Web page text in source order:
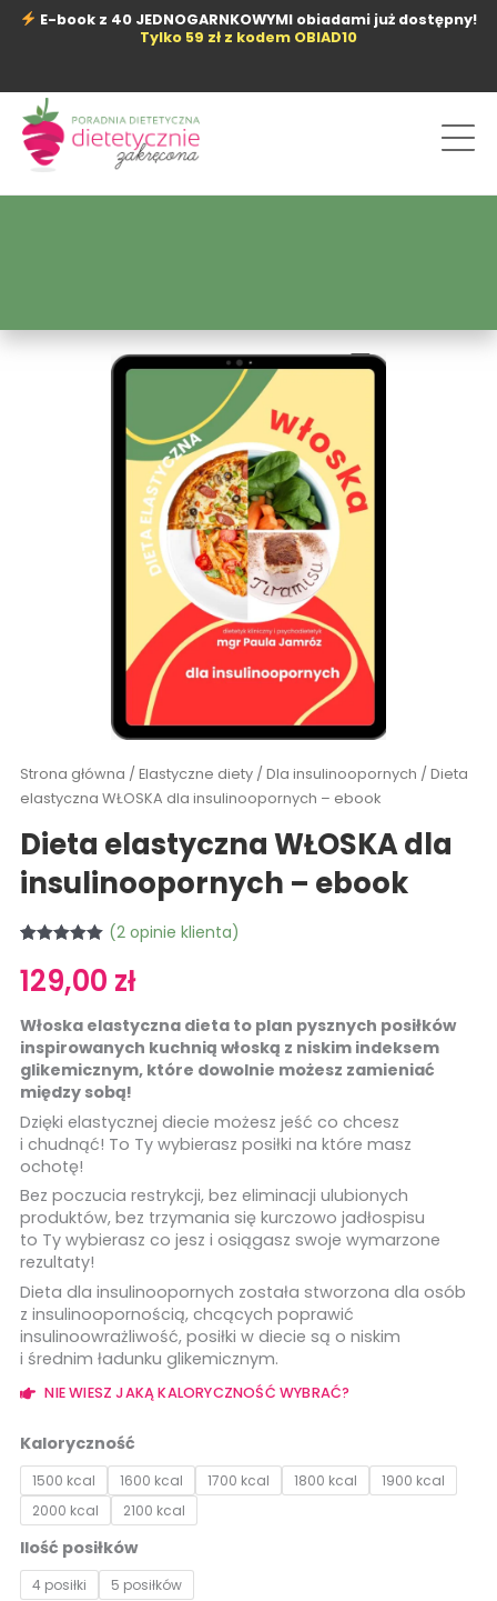
PrzejdźE-book z 40 JEDNOGARNKOWYMI obiadami już dostępny!
Tylko 59 zł z kodem OBIAD10
Strona główna /Elastyczne diety/Dla insulinoopornych / Dieta
elastyczna WŁOSKA dla insulinoopornych – ebook
Dieta elastyczna WŁOSKA dla
insulinoopornych – ebook
5.00 na 5 na
podstawie
klientów
(2opinie klienta)
129,00 zł
Włoska elastyczna dieta to plan pysznych posiłków
inspirowanych kuchnią włoską z niskim indeksem
glikemicznym, które dowolnie możesz zamieniać
między sobą!
Dzięki elastycznej diecie możesz jeść co chcesz
i chudnąć! To Ty wybierasz posiłki na które masz
ochotę!
Bez poczucia restrykcji, bez eliminacji ulubionych
produktów, bez trzymania się kurczowo jadłospisu
to Ty wybierasz co jesz i osiągasz swoje wymarzone
rezultaty!
Dieta dla insulinoopornych została stworzona dla osób
z insulinoopornością, chcących poprawić
insulinoowrażliwość, posiłki w diecie są o niskim
i średnim ładunku glikemicznym.
NIE WIESZ JAKĄ KALORYCZNOŚĆ WYBRAĆ?
Kaloryczność
1500 kcal 1600 kcal 1700 kcal 1800 kcal
1900 kcal
2000 kcal
2100 kcal
Ilość posiłków
4 posiłki 5 posiłków
Dieta
elastyczna
WŁOSKA
dla
insulinoopornych
ebook